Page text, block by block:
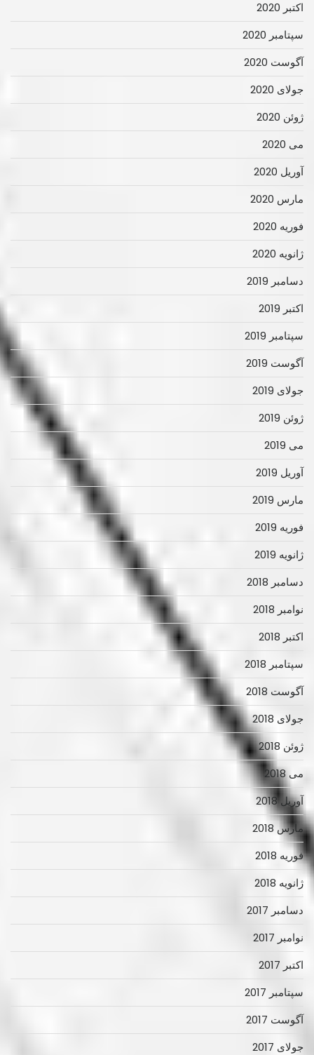
اکتبر 2020
سپتامبر 2020
آگوست 2020
جولای 2020
ژوئن 2020
می 2020
آوریل 2020
مارس 2020
فوریه 2020
ژانویه 2020
دسامبر 2019
اکتبر 2019
سپتامبر 2019
آگوست 2019
جولای 2019
ژوئن 2019
می 2019
آوریل 2019
مارس 2019
فوریه 2019
ژانویه 2019
دسامبر 2018
نوامبر 2018
اکتبر 2018
سپتامبر 2018
آگوست 2018
جولای 2018
ژوئن 2018
می 2018
آوریل 2018
مارس 2018
فوریه 2018
ژانویه 2018
دسامبر 2017
نوامبر 2017
اکتبر 2017
سپتامبر 2017
آگوست 2017
جولای 2017